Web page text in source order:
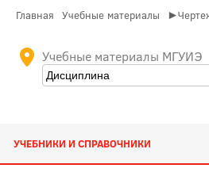
Главная Учебные материалы
Учебные материалы МГУИЭ
УЧЕБНИКИ И СПРАВОЧНИКИ